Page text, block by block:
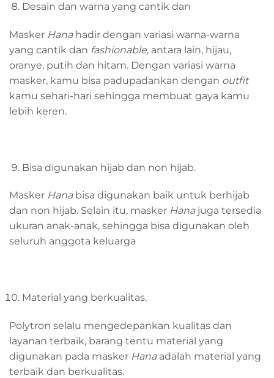
Desain dan warna yang cantik dan
Masker Hanahadir dengan variasi warna-warna
yang cantik dan fashionable, antara lain, hijau,
oranye, putih dan hitam. Dengan variasi warna
masker, kamu bisa padupadankan dengan outfit
kamu sehari-hari sehingga membuat gaya kamu
lebih keren.
Bisa digunakan hijab dan non hijab.
Masker Hanabisa digunakan baik untuk berhijab
dan non hijab. Selain itu, masker Hanajuga tersedia
ukuran anak-anak, sehingga bisa digunakan oleh
seluruh anggota keluarga
Material yang berkualitas.
Polytron selalu mengedepankan kualitas dan
layanan terbaik, barang tentu material yang
digunakan pada masker Hanaadalah material yang
terbaik dan berkualitas.